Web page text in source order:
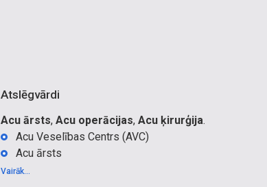
Atslēgvārdi
Acu ārsts, Acu operācijas, Acu ķirurģija.
Acu Veselības Centrs (AVC)
Acu ārsts
Bērnu acu ārsts
Vairāk...